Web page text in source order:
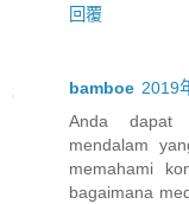
回覆
bamboe 2019
Anda dapat
mendalam
memahami
bagaimana